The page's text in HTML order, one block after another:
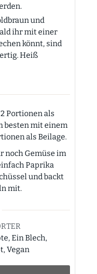
und
ihr mit einer
könnt, sind
Heiß
Portionen als
besten mit einem
als Beilage.
noch Gemüse im
Paprika
und backt
mit.
Ein Blech,
Vegan